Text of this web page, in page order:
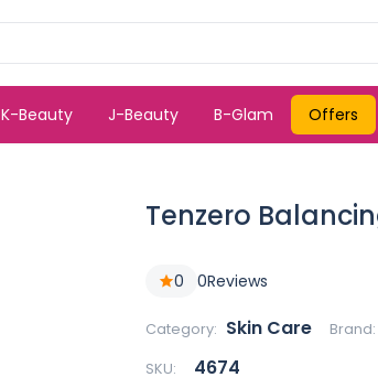
K-Beauty J-Beauty B-Glam Offers
Tenzero
0 0Reviews
Category: Skin Care Brand:
SKU: 4674